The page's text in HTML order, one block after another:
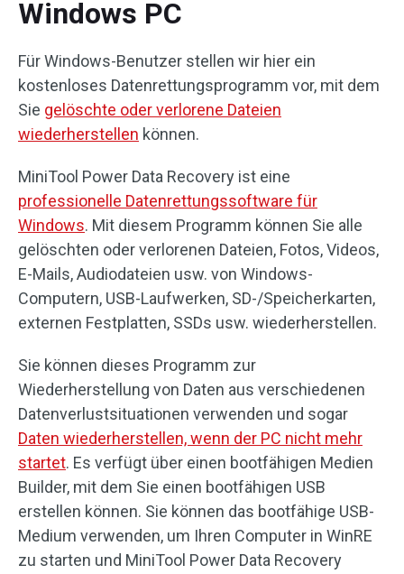
Windows PC
Für Windows-Benutzer stellen wir hier ein
kostenloses Datenrettungsprogramm vor, mit dem
Sie gelöschte oder verlorene Dateien
wiederherstellen können.
MiniTool Power Data Recovery ist eine
professionelle Datenrettungssoftware für
Windows. Mit diesem Programm können Sie alle
gelöschten oder verlorenen Dateien, Fotos, Videos,
E-Mails, Audiodateien usw. von Windows-
Computern, USB-Laufwerken, SD-/Speicherkarten,
externen Festplatten, SSDs usw. wiederherstellen.
Sie können dieses Programm zur
Wiederherstellung von Daten aus verschiedenen
Datenverlustsituationen verwenden und sogar
Daten wiederherstellen, wenn der PC nicht mehr
startet. Es verfügt über einen bootfähigen Medien
Builder, mit dem Sie einen bootfähigen USB
erstellen können. Sie können das bootfähige USB-
Medium verwenden, um Ihren Computer in WinRE
zu starten und MiniTool Power Data Recovery